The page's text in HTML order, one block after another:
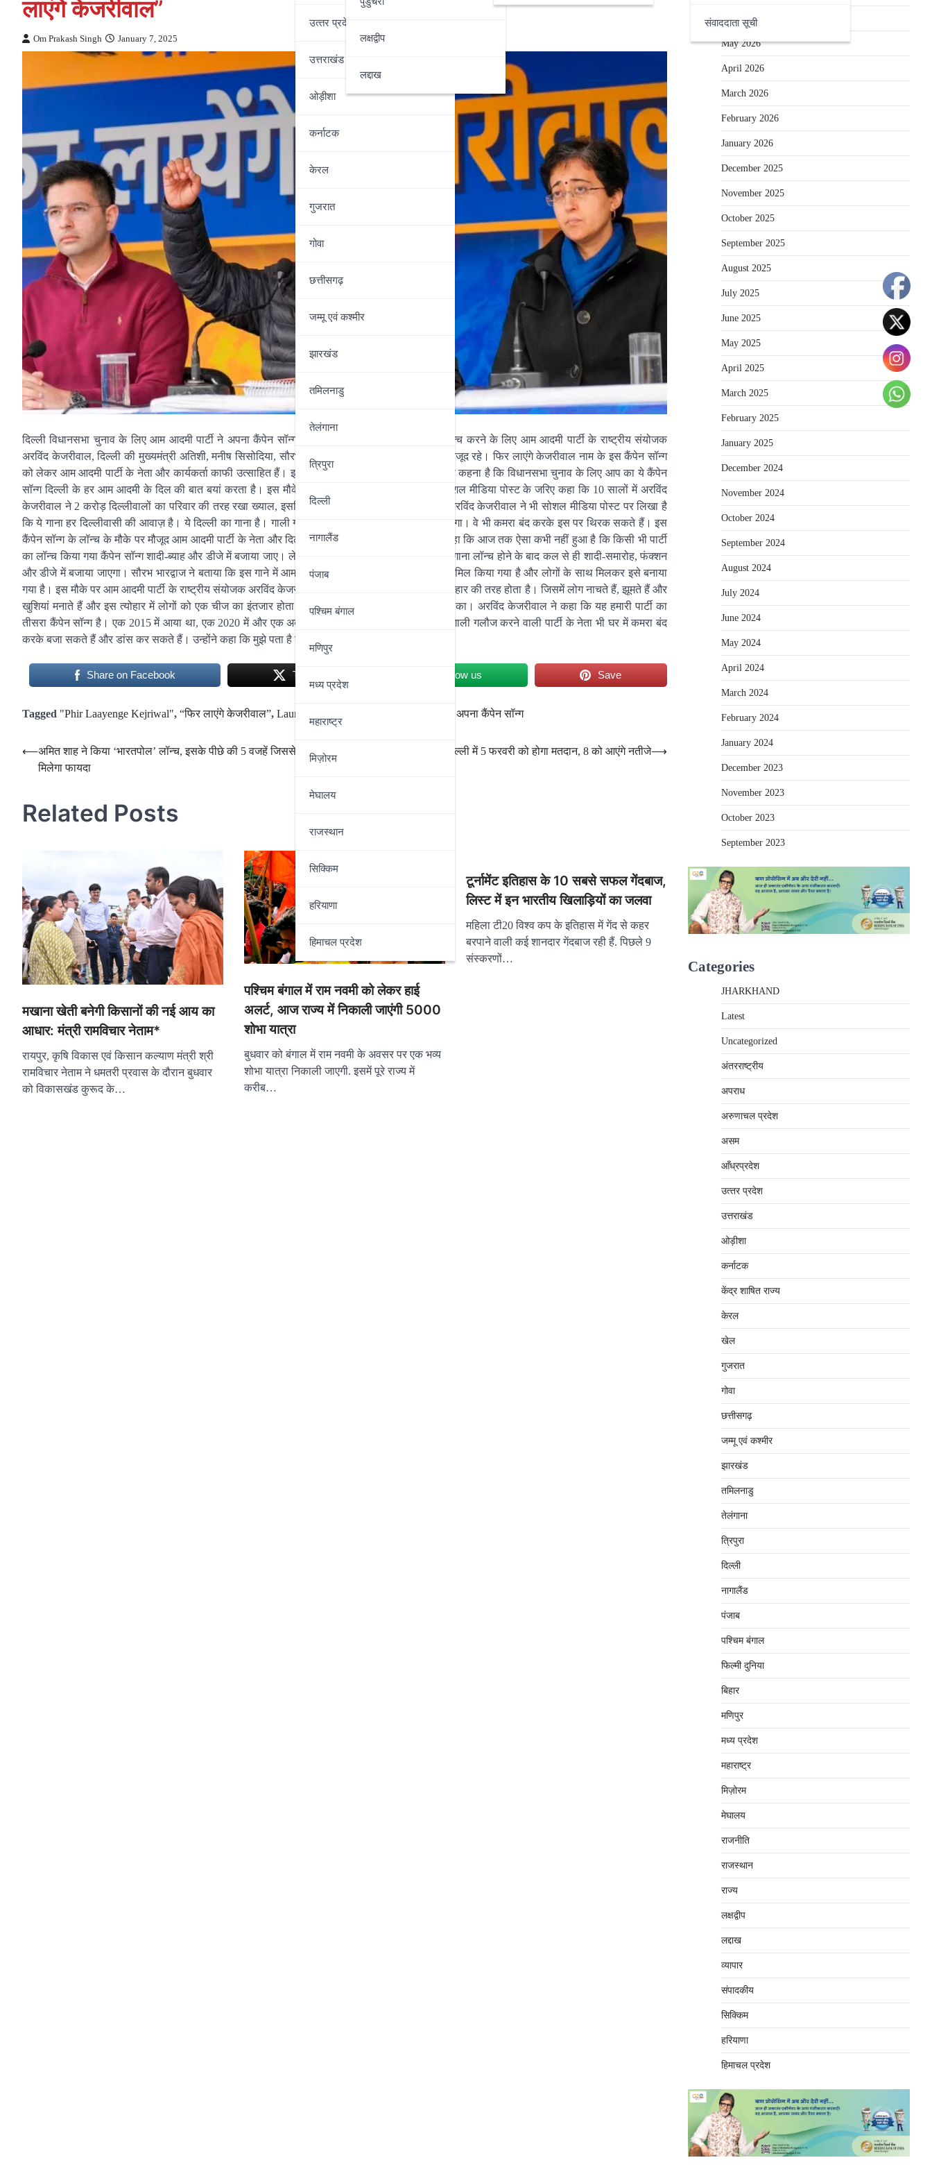
उत्‍तर प्रदेश
उत्तराखंड
ओड़ीशा
कर्नाटक
केरल
गुजरात
गोवा
छत्तीसगढ़
जम्‍मू एवं कश्‍मीर
झारखंड
तमिलनाडु
तेलंगाना
त्रिपुरा
दिल्‍ली
नागालैंड
पंजाब
पश्चिम बंगाल
मणिपुर
मध्‍य प्रदेश
महाराष्‍ट्र
मिज़ोरम
मेघालय
राजस्थान
सिक्किम
हरियाणा
हिमाचल प्रदेश
लक्षद्वीप
लद्दाख
संवाददाता सूची
लाएंगे केजरीवाल”
Om Prakash Singh January 7, 2025
दिल्ली विधानसभा चुनाव के लिए आम आदमी पार्टी ने अपना कैंपेन सॉन्ग लॉन्च कर दिया है। कैंपेन सॉन्ग को लॉन्च करने के लिए आम आदमी पार्टी के राष्ट्रीय संयोजक
अरविंद केजरीवाल, दिल्ली की मुख्यमंत्री अतिशी, मनीष सिसोदिया, सौरभ भारद्वाज समेत तमाम बड़े नेता मंच पर मौजूद रहे। फिर लाएंगे केजरीवाल नाम के इस कैंपेन सॉन्ग
को लेकर आम आदमी पार्टी के नेता और कार्यकर्ता काफी उत्साहित हैं। इस मौके पर आम आदमी पार्टी के नेताओं का कहना है कि विधानसभा चुनाव के लिए आप का ये कैंपेन
सॉन्ग दिल्ली के हर आम आदमी के दिल की बात बयां करता है। इस मौके पर दिल्ली की मुख्यमंत्री आतिशी ने सोशल मीडिया पोस्ट के जरिए कहा कि 10 सालों में अरविंद
केजरीवाल ने 2 करोड़ दिल्लीवालों का परिवार की तरह रखा ख्याल, इसलिए दिल्लीवाले फिर लाएंगे केजरीवाल। अरविंद केजरीवाल ने भी सोशल मीडिया पोस्ट पर लिखा है
कि ये गाना हर दिल्लीवासी की आवाज़ है। ये दिल्ली का गाना है। गाली गलौज पार्टी वालों को भी ये गाना पसंद आएगा। वे भी कमरा बंद करके इस पर थिरक सकते हैं। इस
कैंपेन सॉन्ग के लॉन्च के मौके पर मौजूद आम आदमी पार्टी के नेता और दिल्ली सरकार के मंत्री सौरभ भारद्वाज ने कहा कि आज तक ऐसा कभी नहीं हुआ है कि किसी भी पार्टी
का लॉन्च किया गया कैंपेन सॉन्ग शादी-ब्याह और डीजे में बजाया जाए। लेकिन मैं यह कह सकता हूं कि आज से यह गाना लॉन्च होने के बाद कल से ही शादी-समारोह, फंक्शन
और डीजे में बजाया जाएगा। सौरभ भारद्वाज ने बताया कि इस गाने में आम आदमी पार्टी की सभी योजनाओं को भी शामिल किया गया है और लोगों के साथ मिलकर इसे बनाया
गया है। इस मौके पर आम आदमी पार्टी के राष्ट्रीय संयोजक अरविंद केजरीवाल ने कहा कि दिल्ली का चुनाव एक त्योहार की तरह होता है। जिसमें लोग नाचते हैं, झूमते हैं और
खुशियां मनाते हैं और इस त्योहार में लोगों को एक चीज का इंतजार होता है वह है आम आदमी पार्टी के कैंपेन सॉन्ग का। अरविंद केजरीवाल ने कहा कि यह हमारी पार्टी का
तीसरा कैंपेन सॉन्ग है। एक 2015 में आया था, एक 2020 में और एक अब आया है। उन्होंने कहा कि इस गाने को गाली गलौज करने वाली पार्टी के नेता भी घर में कमरा बंद
करके बजा सकते हैं और डांस कर सकते हैं। उन्होंने कहा कि मुझे पता है यह गाना उन्हें भी बहुत पसंद आएगा।
Share on Facebook Tweet Follow us Save
Tagged "Phir Laayenge Kejriwal", “फिर लाएंगे केजरीवाल”, Launched his campaign song लॉन्च किया अपना कैंपेन सॉन्ग
Post
navigation
⟵अमित शाह ने किया ‘भारतपोल’ लॉन्च, इसके पीछे की 5 वजहें जिससे भारत को
मिलेगा फायदा
दिल्‍ली में 5 फरवरी को होगा मतदान, 8 को आएंगे नतीजे⟶
Related Posts
मखाना खेती बनेगी किसानों की नई आय का
आधार: मंत्री रामविचार नेताम*
रायपुर, कृषि विकास एवं किसान कल्याण मंत्री श्री
रामविचार नेताम ने धमतरी प्रवास के दौरान बुधवार
को विकासखंड कुरूद के…
पश्चिम बंगाल में राम नवमी को लेकर हाई
अलर्ट, आज राज्य में निकाली जाएंगी 5000
शोभा यात्रा
बुधवार को बंगाल में राम नवमी के अवसर पर एक भव्य
शोभा यात्रा निकाली जाएगी. इसमें पूरे राज्य में
करीब…
टूर्नामेंट इतिहास के 10 सबसे सफल गेंदबाज,
लिस्ट में इन भारतीय खिलाड़ियों का जलवा
महिला टी20 विश्व कप के इतिहास में गेंद से कहर
बरपाने वाली कई शानदार गेंदबाज रही हैं. पिछले 9
संस्करणों…
June 2026
May 2026
April 2026
March 2026
February 2026
January 2026
December 2025
November 2025
October 2025
September 2025
August 2025
July 2025
June 2025
May 2025
April 2025
March 2025
February 2025
January 2025
December 2024
November 2024
October 2024
September 2024
August 2024
July 2024
June 2024
May 2024
April 2024
March 2024
February 2024
January 2024
December 2023
November 2023
October 2023
September 2023
Categories
JHARKHAND
Latest
Uncategorized
अंतरराष्‍ट्रीय
अपराध
अरुणाचल प्रदेश
असम
आँध्रप्रदेश
उत्‍तर प्रदेश
उत्तराखंड
ओड़ीशा
कर्नाटक
केंद्र शाषित राज्य
केरल
खेल
गुजरात
गोवा
छत्तीसगढ़
जम्‍मू एवं कश्‍मीर
झारखंड
तमिलनाडु
तेलंगाना
त्रिपुरा
दिल्‍ली
नागालैंड
पंजाब
पश्चिम बंगाल
फिल्मी दुनिया
बिहार
मणिपुर
मध्‍य प्रदेश
महाराष्‍ट्र
मिज़ोरम
मेघालय
राजनीति
राजस्थान
राज्य
लक्षद्वीप
लद्दाख
व्यापार
संपादकीय
सिक्किम
हरियाणा
हिमाचल प्रदेश